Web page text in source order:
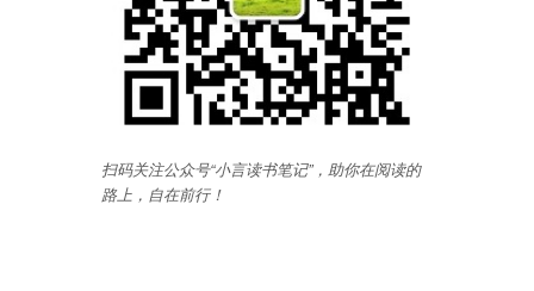
扫码关注公众号“小言读书笔记”，助你在阅读的
路上，自在前行！